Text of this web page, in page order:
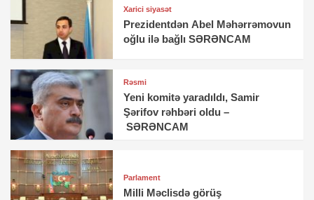
Xarici siyasət
Prezidentdən Abel Məhərrəmovun
oğlu ilə bağlı SƏRƏNCAM
Rəsmi
Yeni komitə yaradıldı, Samir
Şərifov rəhbəri oldu –
SƏRƏNCAM
Parlament
Milli Məclisdə görüş